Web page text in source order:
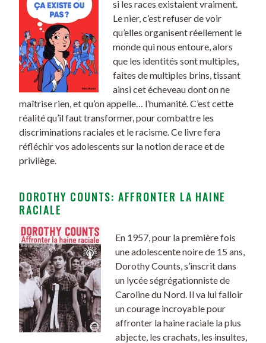
si les races existaient vraiment.
Le nier, c’est refuser de voir
qu’elles organisent réellement le
monde qui nous entoure, alors
que les identités sont multiples,
faites de multiples brins, tissant
ainsi cet écheveau dont on ne
maîtrise rien, et qu’on appelle… l’humanité. C’est cette
réalité qu’il faut transformer, pour combattre les
discriminations raciales et le racisme. Ce livre fera
réfléchir vos adolescents sur la notion de race et de
privilège.
DOROTHY COUNTS: AFFRONTER LA HAINE
RACIALE
En 1957, pour la première fois
une adolescente noire de 15 ans,
Dorothy Counts, s’inscrit dans
un lycée ségrégationniste de
Caroline du Nord. Il va lui falloir
un courage incroyable pour
affronter la haine raciale la plus
abjecte, les crachats, les insultes,